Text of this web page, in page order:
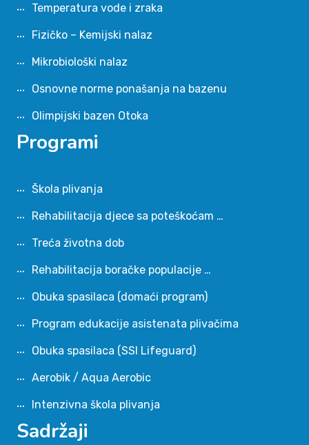
Temperatura vode i zraka
Fizičko – Kemijski nalaz
Mikrobiološki nalaz
Osnovne norme ponašanja na bazenu
Olimpijski bazen Otoka
Programi
Škola plivanja
Rehabilitacija djece sa poteškoćam …
Treća životna dob
Rehabilitacija boračke populacije …
Obuka spasilaca (domaći program)
Program edukacije asistenata plivačima
Obuka spasilaca (SSI Lifeguard)
Aerobik / Aqua Aerobic
Intenzivna škola plivanja
Sadržaji